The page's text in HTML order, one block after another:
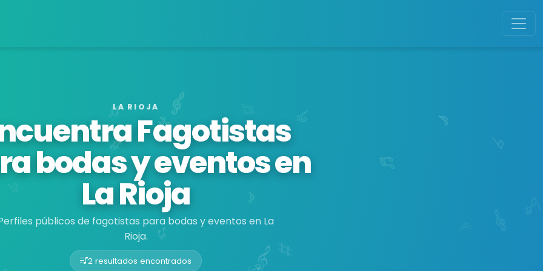
LA RIOJA
Fagotistas
bodas y eventos en
La Rioja
públicos de fagotistas para bodas y eventos en La
Rioja.
2 resultados encontrados